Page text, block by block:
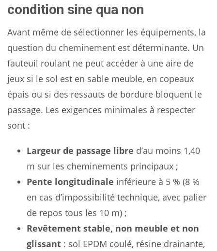
condition sine qua non
Avant même de sélectionner les équipements, la
question du cheminement est déterminante. Un
fauteuil roulant ne peut accéder à une aire de
jeux si le sol est en sable meuble, en copeaux
épais ou si des ressauts de bordure bloquent le
passage. Les exigences minimales à respecter
sont :
Largeur de passage libre d’au moins 1,40
m sur les cheminements principaux ;
Pente longitudinale inférieure à 5 % (8 %
en cas d’impossibilité technique, avec palier
de repos tous les 10 m) ;
Revêtement stable, non meuble et non
glissant : sol EPDM coulé, résine drainante,